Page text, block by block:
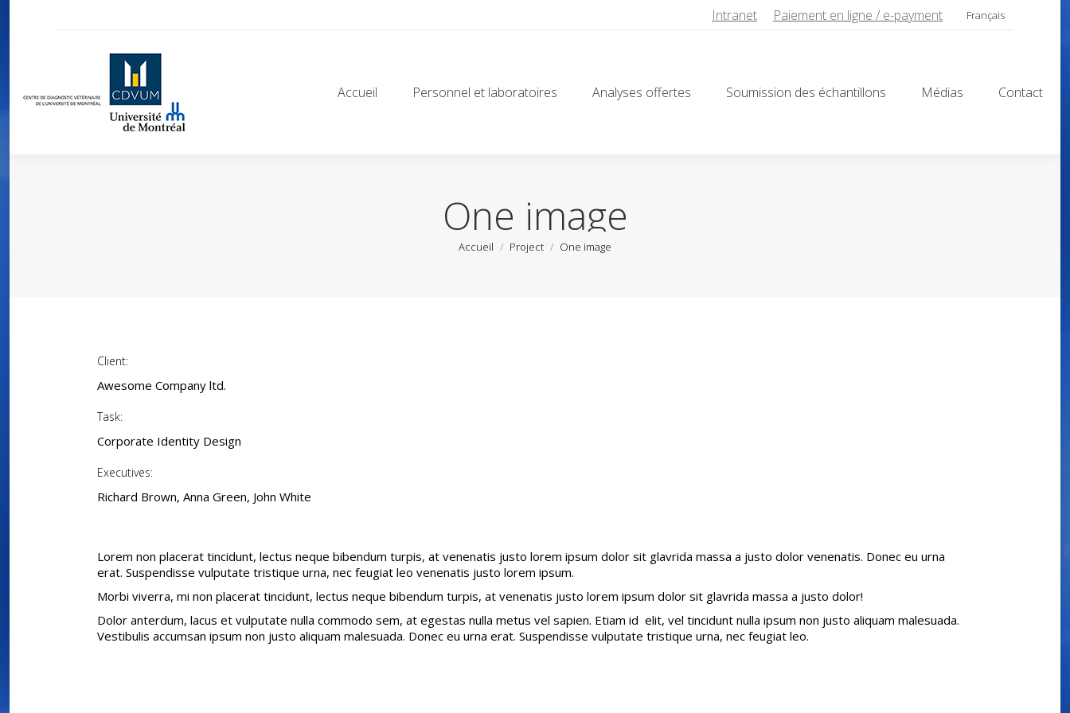
Intranet Paiement en ligne / e-payment Français
Accueil Personnel et laboratoires Analyses offertes Soumission des échantillons Médias Contact
One image
Vous êtes ici :
Accueil Project One image
Client:
Awesome Company ltd.
Task:
Corporate Identity Design
Executives:
Richard Brown, Anna Green, John White
Lorem non placerat tincidunt, lectus neque bibendum turpis, at venenatis justo lorem ipsum dolor sit glavrida massa a justo dolor venenatis. Donec eu urna
erat. Suspendisse vulputate tristique urna, nec feugiat leo venenatis justo lorem ipsum.
Morbi viverra, mi non placerat tincidunt, lectus neque bibendum turpis, at venenatis justo lorem ipsum dolor sit glavrida massa a justo dolor!
Dolor anterdum, lacus et vulputate nulla commodo sem, at egestas nulla metus vel sapien. Etiam id elit, vel tincidunt nulla ipsum non justo aliquam malesuada.
Vestibulis accumsan ipsum non justo aliquam malesuada. Donec eu urna erat. Suspendisse vulputate tristique urna, nec feugiat leo.
Soumission des échantillons Médias Contact